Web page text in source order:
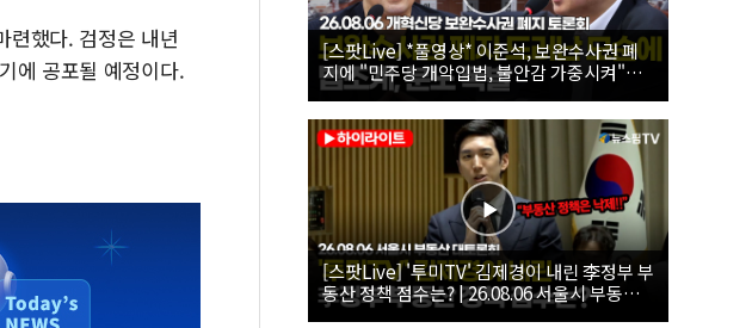
련했다. 검정은 내년
에 공포될 예정이다.
[스팟Live] *풀영상* 이준석, 보완수사권 폐
지에 "민주당 개악입법, 불안감 가중시켜"｜
26.08.06 개혁신당 보완수사권 폐지 토론회
[스팟Live] '투미TV' 김제경이 내린 李정부 부
동산 정책 점수는? | 26.08.06 서울시 부동산
대토론회